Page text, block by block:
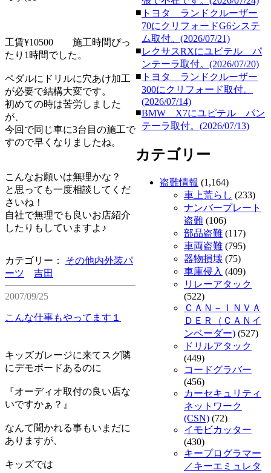
工賃¥10500 施工時間ぴっ
たり1時間でした。
ペダルにドリルに穴あけ加工
が必要で結構大変です。
初めての時は苦労しました
が、
今回で同じ車に3台目の施工で
すので早くなりましたね。
こんなお願いは無理かな？
と思っても一度相談してくだ
さいね！
自社で無理でも良いお店紹介
したりもしていますよ♪
カテゴリー：
その他内外装パ
ーツ
吉田
2007/09/25
こんな仕事もやってます１
キッズガレージに来てスグ隣
にデモボードあるのに
『オーディオ取付の良い店な
いですかぁ？』
なんて聞かれる事もいまだに
ありますが、
キッズでは
■ トヨタ ランドクルーザー
70にクリフォードG6システ
ム取付。(2026/07/21)
■レクサスRXにユピテル パ
ンテーラ取付。(2026/07/20)
■ トヨタ ランドクルーザー
300にクリフォード取付。
(2026/07/14)
■BMW X7にユピテル パン
テーラ取付。(2026/07/13)
カテゴリー
盗難情報 (1,164)
車上荒らし (233)
ナンバープレート
盗難 (106)
部品盗難 (117)
車両盗難 (795)
器物損壊 (75)
車庫侵入 (409)
リレーアタック
(522)
ＣＡＮ－ＩＮＶＡ
ＤＥＲ（ＣＡＮイ
ンベーダー) (527)
ドリルアタック
(449)
コードグラバー
(456)
カーセキュリティ
ネットワーク
(CSN) (72)
イモビカッター
(430)
キープログラマー
／キーエミュレタ